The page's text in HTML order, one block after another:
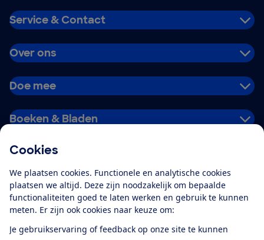
Cookies
We plaatsen cookies. Functionele en analytische cookies
plaatsen we altijd. Deze zijn noodzakelijk om bepaalde
functionaliteiten goed te laten werken en gebruik te kunnen
meten. Er zijn ook cookies naar keuze om:
Je gebruikservaring of feedback op onze site te kunnen
Service & Contact
Over ons
Doe mee
Boeken & Bladen
Alles over de
app